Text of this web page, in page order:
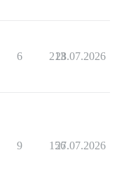
6 213
28.07.2026
9 156
27.07.2026